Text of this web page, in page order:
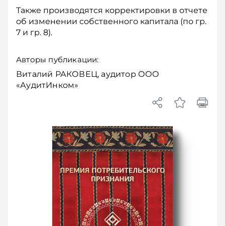
Также производятся корректировки в отчете
об изменении собственного капитала (по гр.
7 и гр. 8).
Авторы публикации:
Виталий РАКОВЕЦ, аудитор ООО
«АудитИнком»